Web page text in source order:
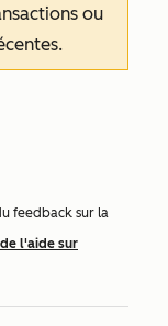
ou
feedback sur la
l'aide sur